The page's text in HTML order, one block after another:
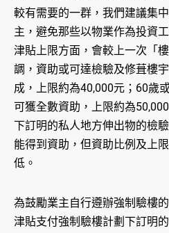
較有需要的一群，我們建議集
主，避免那些以物業作為投資
津貼上限方面，會較上一次「
調，資助或可達檢驗及修葺樓
成，上限約為40,000元；60歲
可獲全數資助，上限約為
下訂明的私人地方伸出物的檢
能得到資助，但資助比例及上
低。
為鼓勵業主自行遵辦強制驗樓
津貼支付強制驗樓計劃下訂明